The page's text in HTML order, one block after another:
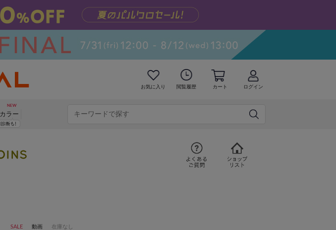
お気に入り 閲覧履歴 カート ログイン
カラー
SALE 動画 在庫なし